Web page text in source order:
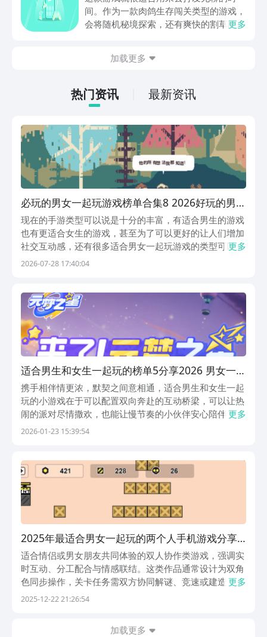
游戏资源，还能及时查看后续的消息、活
动内容等相关信息。
间。作为一款肉鸽生存闯关类型的游戏，
会将随机秘境探索，还有爽快的割草闯关
接就可以下载。游戏的上手门槛还是比较
打发无聊的时间，可玩性真的比较高。
更多
加载更多
热门资讯 最新资讯
必玩的男女一起玩游戏榜单合集8 2026好玩的男女
一起玩游戏before_2
现在的手游类型可以说是十分的丰富，有适合男生的游戏
也有更适合女生的游戏，甚至为了可以更好的让人们增加
社交互动感，还有很多适合男女一起玩游戏的类型可以增
进人们之间的感情。今天小编为大家推荐的五款游戏便很
更多
2026-07-28 17:40:04
适合男生和女生一起玩的榜单5分享2026 男女一起
玩的小游戏before_1
携手相伴情更浓，默契之间意相通，适合男生和女生一起
玩的小游戏在于可以配置双向奔赴的互动桥梁，可以让热
闹的派对尽情撒欢，也能让慢节奏的小伙伴安心陪伴，在
并肩的作战以及趣味中去提升彼此的默契，拉近感情，情
样...
更多
2026-01-23 15:39:54
2025年最适合男女一起玩的两个人手机游戏分享
榜单合集
适合情侣或男女朋友共同体验的双人协作类游戏，强调实
时互动、分工配合与情感联结。这类作品通常设计为双角
色同步操作，关卡任务需双方协同解谜、竞速或建造，过
程中自然促进沟通、信任与默契培养。部分关卡设有动态
更多
2025-12-22 21:26:54
加载更多